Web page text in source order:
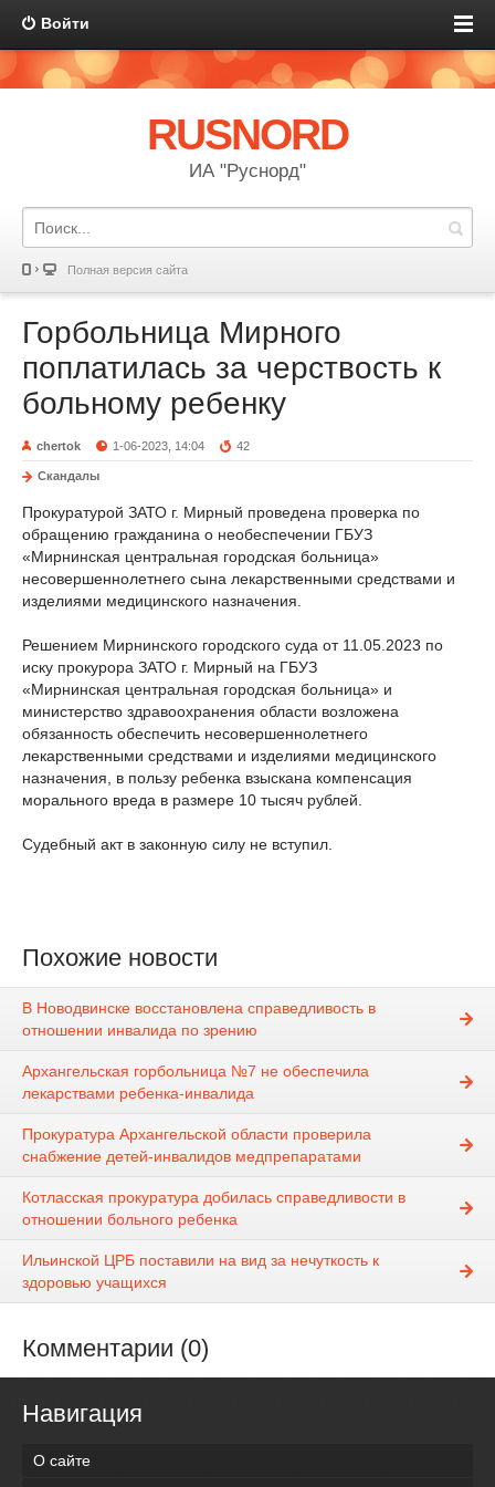
Войти
RUSNORD
ИА "Руснорд"
Полная версия сайта
Горбольница Мирного
поплатилась за черствость к
больному ребенку
chertok 1-06-2023, 14:04 42
Скандалы
Прокуратурой ЗАТО г. Мирный проведена проверка по
обращению гражданина о необеспечении ГБУЗ
«Мирнинская центральная городская больница»
несовершеннолетнего сына лекарственными средствами и
изделиями медицинского назначения.
Решением Мирнинского городского суда от 11.05.2023 по
иску прокурора ЗАТО г. Мирный на ГБУЗ
«Мирнинская центральная городская больница» и
министерство здравоохранения области возложена
обязанность обеспечить несовершеннолетнего
лекарственными средствами и изделиями медицинского
назначения, в пользу ребенка взыскана компенсация
морального вреда в размере 10 тысяч рублей.
Судебный акт в законную силу не вступил.
Похожие новости
В Новодвинске восстановлена справедливость в
отношении инвалида по зрению
Архангельская горбольница №7 не обеспечила
лекарствами ребенка-инвалида
Прокуратура Архангельской области проверила
снабжение детей-инвалидов медпрепаратами
Котласская прокуратура добилась справедливости в
отношении больного ребенка
Ильинской ЦРБ поставили на вид за нечуткость к
здоровью учащихся
Комментарии (0)
Навигация
О сайте